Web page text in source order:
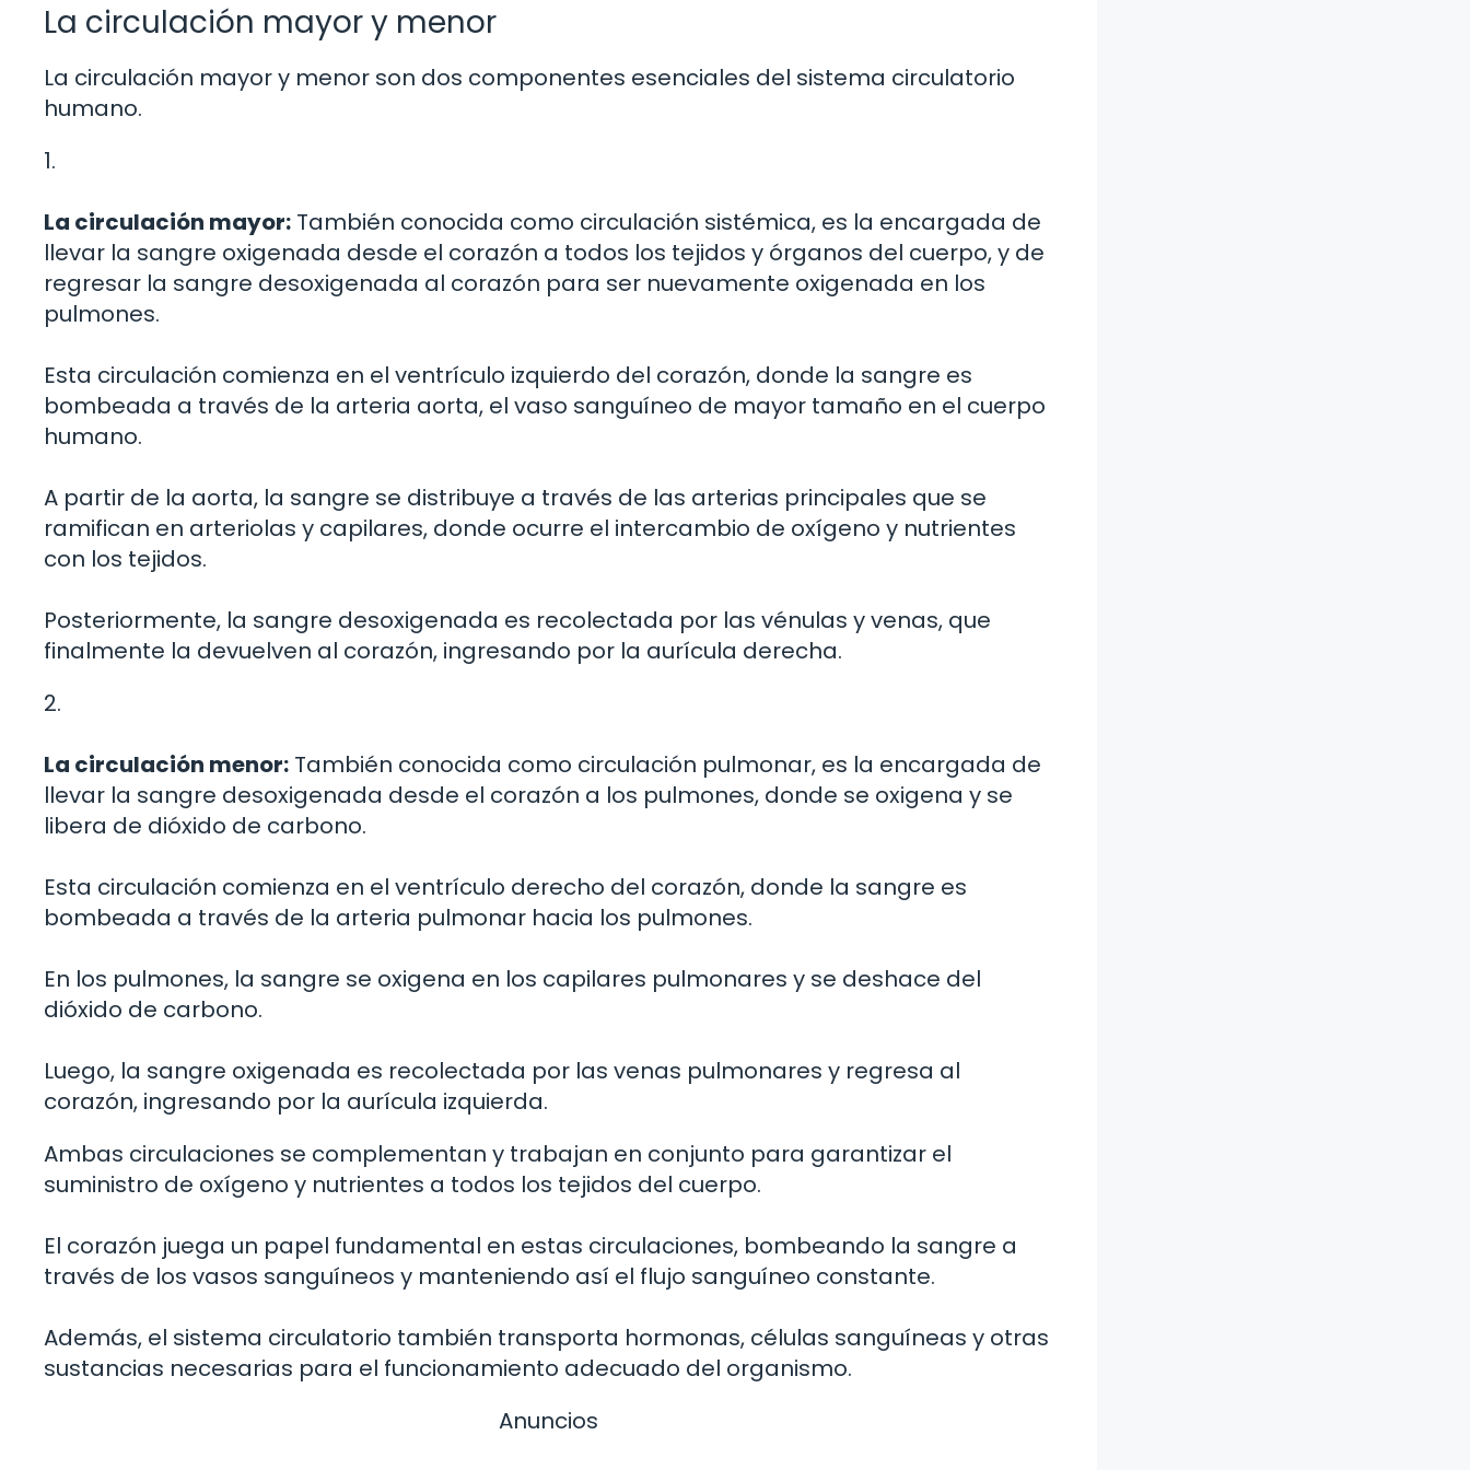
La circulación mayor y menor
La circulación mayor y menor son dos componentes esenciales del sistema circulatorio
humano.
1.
La circulación mayor: También conocida como circulación sistémica, es la encargada de
llevar la sangre oxigenada desde el corazón a todos los tejidos y órganos del cuerpo, y de
regresar la sangre desoxigenada al corazón para ser nuevamente oxigenada en los
pulmones.
Esta circulación comienza en el ventrículo izquierdo del corazón, donde la sangre es
bombeada a través de la arteria aorta, el vaso sanguíneo de mayor tamaño en el cuerpo
humano.
A partir de la aorta, la sangre se distribuye a través de las arterias principales que se
ramifican en arteriolas y capilares, donde ocurre el intercambio de oxígeno y nutrientes
con los tejidos.
Posteriormente, la sangre desoxigenada es recolectada por las vénulas y venas, que
finalmente la devuelven al corazón, ingresando por la aurícula derecha.
2.
La circulación menor: También conocida como circulación pulmonar, es la encargada de
llevar la sangre desoxigenada desde el corazón a los pulmones, donde se oxigena y se
libera de dióxido de carbono.
Esta circulación comienza en el ventrículo derecho del corazón, donde la sangre es
bombeada a través de la arteria pulmonar hacia los pulmones.
En los pulmones, la sangre se oxigena en los capilares pulmonares y se deshace del
dióxido de carbono.
Luego, la sangre oxigenada es recolectada por las venas pulmonares y regresa al
corazón, ingresando por la aurícula izquierda.
Ambas circulaciones se complementan y trabajan en conjunto para garantizar el
suministro de oxígeno y nutrientes a todos los tejidos del cuerpo.
El corazón juega un papel fundamental en estas circulaciones, bombeando la sangre a
través de los vasos sanguíneos y manteniendo así el flujo sanguíneo constante.
Además, el sistema circulatorio también transporta hormonas, células sanguíneas y otras
sustancias necesarias para el funcionamiento adecuado del organismo.
Anuncios